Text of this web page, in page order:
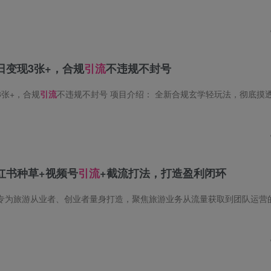
变现3张+，合规引流不违规不封号
+，合规引流不违规不封号 项目介绍： 全新合规玄学轻玩法，彻底摸透平台和法律规则，全程合规引流不违规不封号，小白零基础也能做，不用懂专业
书种草+视频号引流+截流打法，打造盈利闭环